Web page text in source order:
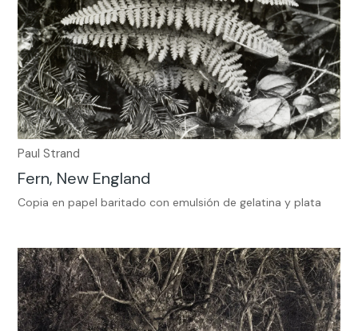
Paul Strand
Fern, New England
Copia en papel baritado con emulsión de gelatina y plata